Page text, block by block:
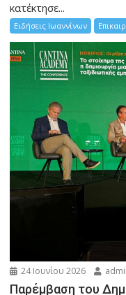
κατέκτησε...
Ειδήσεις Ιωαννίνων
24 Ιουνίου 2026
Παρέμβαση του